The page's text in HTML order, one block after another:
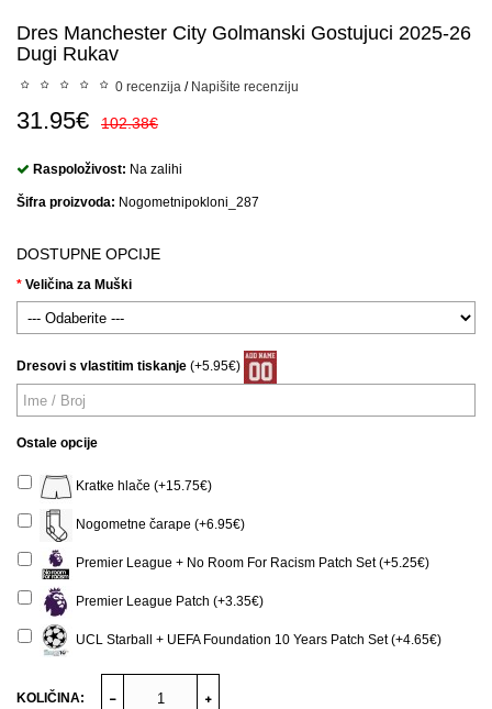
Dres Manchester City Golmanski Gostujuci 2025-26
Dugi Rukav
0 recenzija / Napišite recenziju
31.95€ 102.38€
Raspoloživost: Na zalihi
Šifra proizvoda: Nogometnipokloni_287
DOSTUPNE OPCIJE
Veličina za Muški
Dresovi s vlastitim tiskanje (+5.95€)
Ostale opcije
Kratke hlače (+15.75€)
Nogometne čarape (+6.95€)
Premier League + No Room For Racism Patch Set (+5.25€)
Premier League Patch (+3.35€)
UCL Starball + UEFA Foundation 10 Years Patch Set (+4.65€)
KOLIČINA: